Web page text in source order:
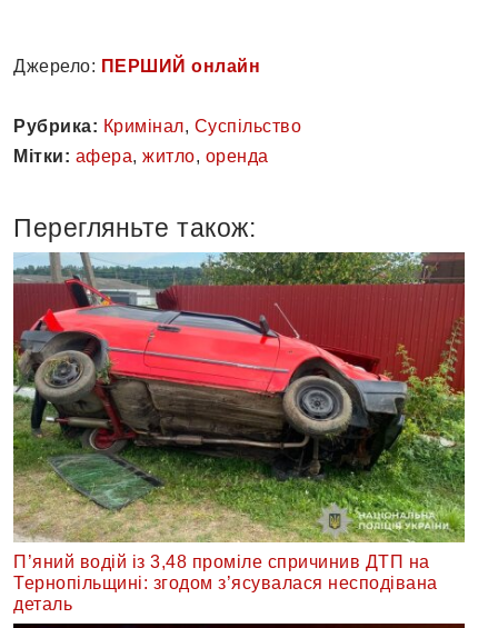
Джерело: ПЕРШИЙ онлайн
Рубрика: Кримінал, Суспільство
Мітки: афера, житло, оренда
Перегляньте також:
П’яний водій із 3,48 проміле спричинив ДТП на
Тернопільщині: згодом з’ясувалася несподівана
деталь